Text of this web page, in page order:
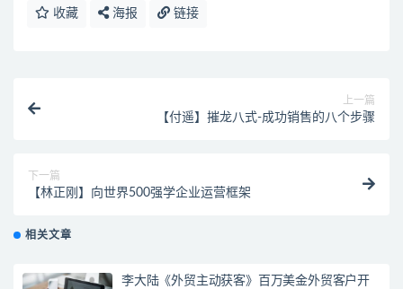
收藏 海报 链接
上一篇
【付遥】摧龙八式-成功销售的八个步骤
下一篇
【林正刚】向世界500强学企业运营框架
相关文章
李大陆《外贸主动获客》百万美金外贸客户开